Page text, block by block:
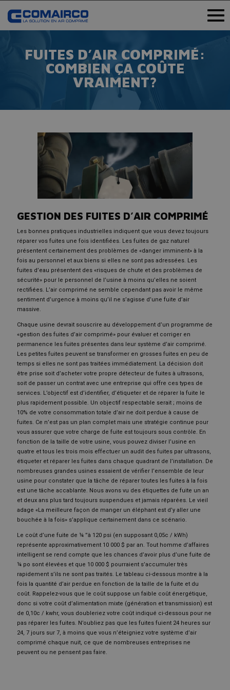
FUITES D’AIR COMPRIMÉ:
COMBIEN ÇA COÛTE
VRAIMENT?
GESTION DES FUITES D’AIR COMPRIMÉ
Les bonnes pratiques industrielles indiquent que vous devez toujours
réparer vos fuites une fois identifiées. Les fuites de gaz naturel
présentent certainement des problèmes de «danger imminent» à la
fois au personnel et aux biens si elles ne sont pas adressées. Les
fuites d’eau présentent des «risques de chute et des problèmes de
sécurité» pour le personnel de l’usine à moins qu’elles ne soient
rectifiées. L’air comprimé ne semble cependant pas avoir le même
sentiment d’urgence à moins qu’il ne s’agisse d’une fuite d’air
massive.
Chaque usine devrait souscrire au développement d’un programme de
«gestion des fuites d’air comprimé» pour évaluer et corriger en
permanence les fuites présentes dans leur système d’air comprimé.
Les petites fuites peuvent se transformer en grosses fuites en peu de
temps si elles ne sont pas traitées immédiatement. La décision doit
être prise soit d’acheter votre propre détecteur de fuites à ultrasons,
soit de passer un contrat avec une entreprise qui offre ces types de
services. L’objectif est d’identifier, d’étiqueter et de réparer la fuite le
plus rapidement possible. Un objectif respectable serait ; moins de
10% de votre consommation totale d’air ne doit perdue à cause de
fuites. Ce n’est pas un plan complet mais une stratégie continue pour
vous assurer que votre charge de fuite est toujours sous contrôle. En
fonction de la taille de votre usine, vous pouvez diviser l’usine en
quatre et tous les trois mois effectuer un audit des fuites par ultrasons,
étiqueter et réparer les fuites dans chaque quadrant de l’installation. De
nombreuses grandes usines essaient de vérifier l’ensemble de leur
usine pour constater que la tâche de réparer toutes les fuites à la fois
est une tâche accablante. Nous avons vu des étiquettes de fuite un an
et deux ans plus tard toujours suspendues et jamais réparées. Le vieil
adage «La meilleure façon de manger un éléphant est d’y aller une
bouchée à la fois» s’applique certainement dans ce scénario.
Le coût d’une fuite de ¼ ”à 120 psi (en supposant 0,05c / kWh)
représente approximativement 10 000 $ par an. Tout homme d’affaires
intelligent se rend compte que les chances d’avoir plus d’une fuite de
¼ po sont élevées et que 10 000 $ pourraient s’accumuler très
rapidement s’ils ne sont pas traités. Le tableau ci-dessous montre à la
fois la quantité d’air perdue en fonction de la taille de la fuite et du
coût. Rappelez-vous que le coût suppose un faible coût énergétique,
donc si votre coût d’alimentation mixte (génération et transmission) est
de 0,10c / kwhr, vous doubleriez votre coût indiqué ci-dessous pour ne
pas réparer les fuites. N’oubliez pas que les fuites fuient 24 heures sur
24, 7 jours sur 7, à moins que vous n’éteigniez votre système d’air
comprimé chaque nuit, ce que de nombreuses entreprises ne
peuvent ou ne pensent pas faire.